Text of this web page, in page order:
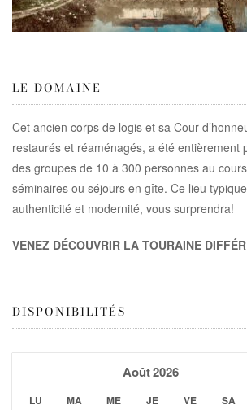
LE DOMAINE
Cet ancien corps de logis et sa Cour
restaurés et réaménagés, a été entièrement
des groupes de 10 à 300 personnes au
séminaires ou séjours en gîte. Ce lieu
authenticité et modernité, vous surprendra!
VENEZ DÉCOUVRIR LA TOURAINE
DISPONIBILITÉS
Août2026
LU MA ME JE VE SA